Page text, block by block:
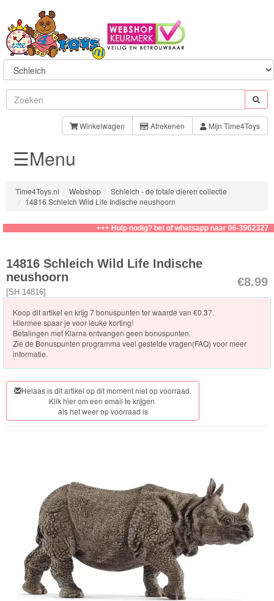
Winkelwagen Afrekenen Mijn Time4Toys
Sylvanian
Families
Aquabeads
Baby
Born
Baby
Knuffels
Schleich
Nieuwe
artikelen
2023
Horse
CREATURES
Wild
Life
Farm
World-
Boerderij
☰Menu
Time4Toys.nl Webshop
Schleich - de totale dieren collectie
14816 Schleich Wild Life Indische neushoorn
+++ Hulp nodig? bel of whatsapp naar 06-39623276
€8.99
14816 Schleich Wild Life Indische
neushoorn
[SH 14816]
Koop dit artikel en krijg 7 bonuspunten ter waarde van €0.37.
Hiermee spaar je voor leuke korting!
Betalingen met Klarna ontvangen geen bonuspunten.
Zie de Bonuspunten programma veel gestelde vragen(FAQ) voor meer
informatie.
Helaas is dit artikel op dit moment niet op voorraad.
Klik hier om een email te krijgen
als het weer op voorraad is